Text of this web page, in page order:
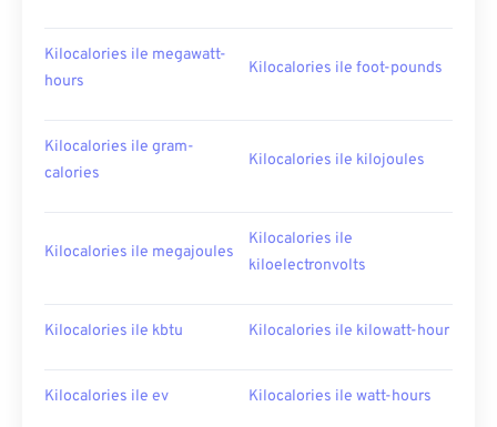
Kilocalories ile megawatt-
hours
Kilocalories ile foot-pounds
Kilocalories ile gram-
calories
Kilocalories ile kilojoules
Kilocalories ile megajoules
Kilocalories ile
kiloelectronvolts
Kilocalories ile kbtu Kilocalories ile kilowatt-hour
Kilocalories ile ev Kilocalories ile watt-hours